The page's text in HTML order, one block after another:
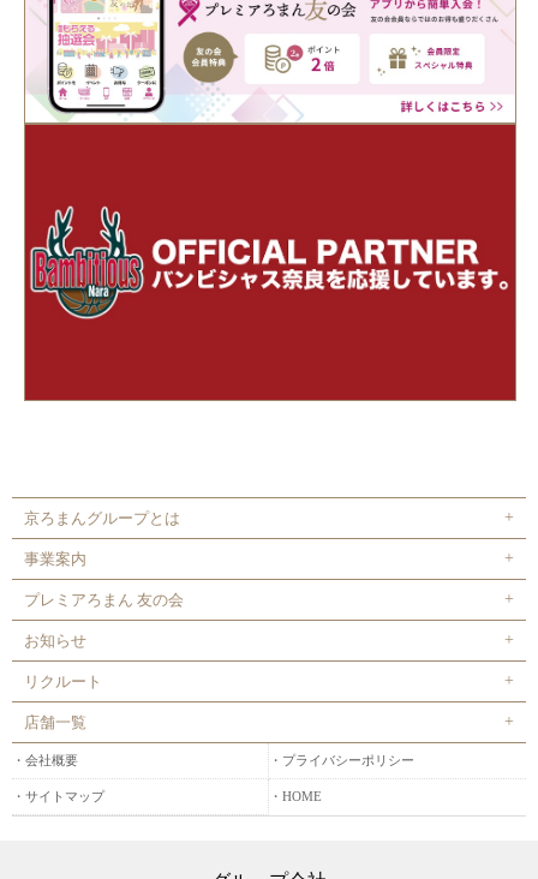
京ろまんグループとは
事業案内
プレミアろまん 友の会
お知らせ
リクルート
店舗一覧
会社概要 プライバシーポリシー
サイトマップ HOME